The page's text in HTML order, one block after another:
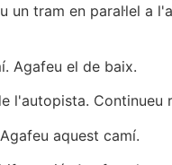
un tram en paral·lel a
Agafeu el de baix.
l'autopista. Continueu
aquest camí.